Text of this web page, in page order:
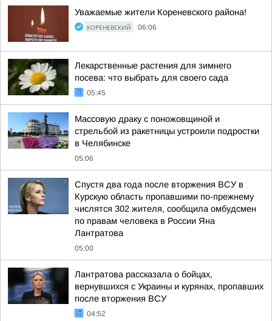
Уважаемые жители Кореневского района!
КОРЕНЕВСКИЙ 06:06
Лекарственные растения для зимнего
посева: что выбрать для своего сада
05:45
Массовую драку с поножовщиной и
стрельбой из ракетницы устроили подростки
в Челябинске
05:06
Спустя два года после вторжения ВСУ в
Курскую область пропавшими по-прежнему
числятся 302 жителя, сообщила омбудсмен
по правам человека в России Яна
Лантратова
05:00
Лантратова рассказала о бойцах,
вернувшихся с Украины и курянах, пропавших
после вторжения ВСУ
04:52